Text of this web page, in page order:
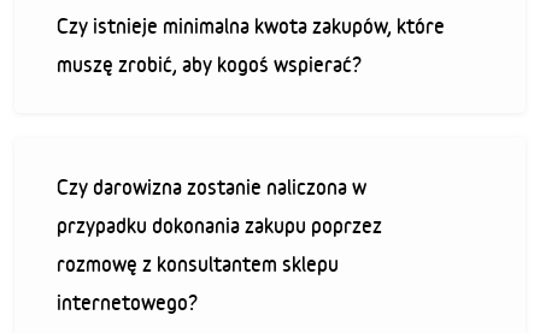
Czy istnieje minimalna kwota zakupów, które
muszę zrobić, aby kogoś wspierać?
Czy darowizna zostanie naliczona w
przypadku dokonania zakupu poprzez
rozmowę z konsultantem sklepu
internetowego?